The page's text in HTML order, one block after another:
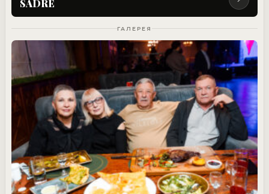
SADRE
ГАЛЕРЕЯ